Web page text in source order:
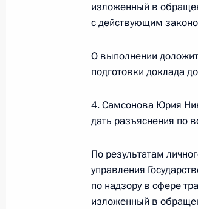
агентства водных
Российской
25 апреля 2025 года, 16:14
11 марта 2025
руководитель
мониторингу по
в Приёмной
личный приём
изложенный в
с действующим
О выполнении
подготовки доклада
4. Самсонова Юрия
дать разъяснения по
По результатам
управления
по надзору в сфере
изложенный в